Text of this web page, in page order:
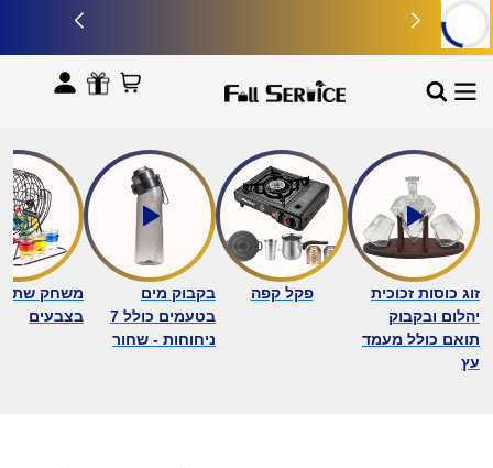
זוג כוסות זכוכית
יהלום ובקבוק
תואם כולל מעמד
עץ
פקל קפה
בקבוק מים
בטעמים כולל 7
ניחוחות - שחור
משחק שתייה
בצבעים